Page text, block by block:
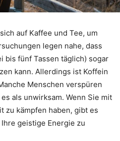
auf Kaffee und Tee, um
legen nahe, dass
bis fünf Tassen täglich) sogar
kann. Allerdings ist Koffein
Menschen verspüren
als unwirksam. Wenn Sie mit
zu kämpfen haben, gibt es
geistige Energie zu